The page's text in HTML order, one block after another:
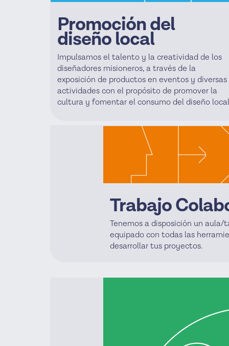
Promoción del
diseño local
Impulsamos el talento y la creatividad de los
diseñadores misioneros, a través de la
exposición de productos en eventos y diversas
actividades con el propósito de promover la
cultura y fomentar el consumo del diseño
Trabajo
Tenemos a disposición un
equipado con todas las
desarrollar tus proyectos.